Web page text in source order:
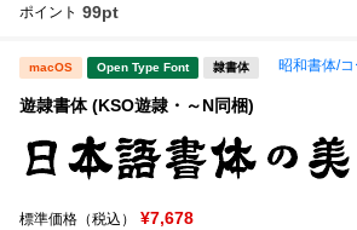
ポイント 99pt
macOS Open Type Font 隷書体 昭和書体/
遊隷書体 (KSO遊隷・～N同梱)
標準価格（税込） ¥7,678